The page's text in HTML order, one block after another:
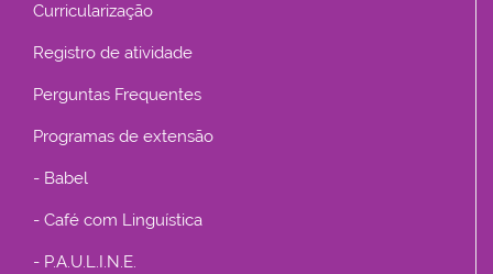
Curricularização
Registro de atividade
Perguntas Frequentes
Programas de extensão
- Babel
- Café com Linguística
- P.A.U.L.I.N.E.